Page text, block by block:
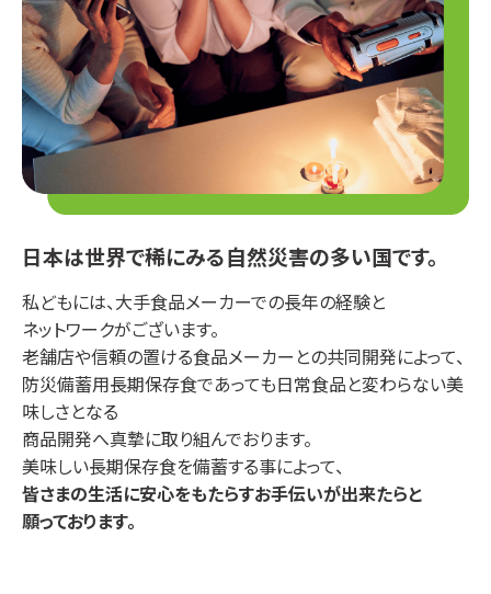
日本は世界で稀にみる自然災害の多い国です。
私どもには、大手食品メーカーでの長年の経験と
ネットワークがございます。
老舗店や信頼の置ける食品メーカーとの共同開発によって、
防災備蓄用長期保存食であっても日常食品と変わらない美
味しさとなる
商品開発へ真摯に取り組んでおります。
美味しい長期保存食を備蓄する事によって、
皆さまの生活に安心をもたらすお手伝いが出来たらと
願っております。